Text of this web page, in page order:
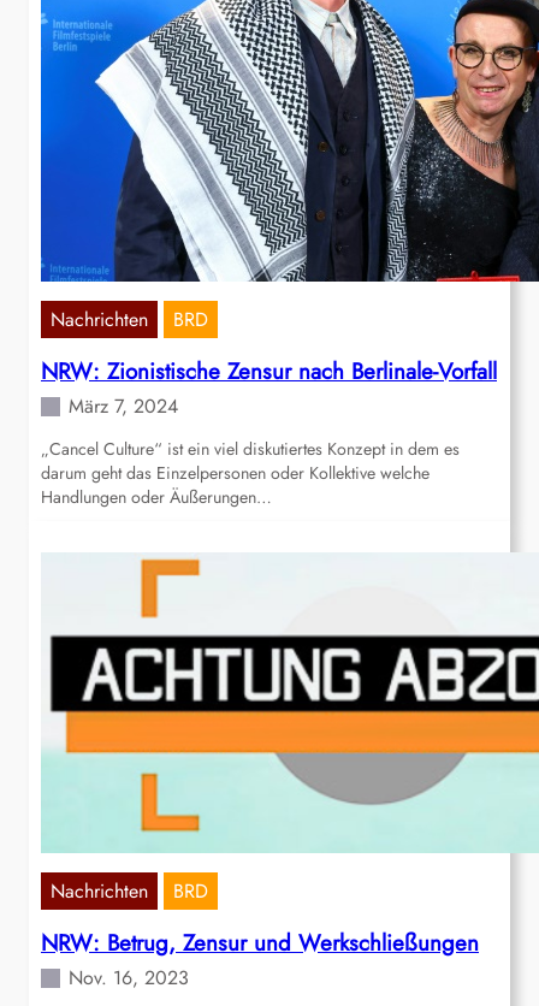
Nachrichten BRD
NRW: Zionistische Zensur nach Berlinale-Vorfall
März 7, 2024
„Cancel Culture“ ist ein viel diskutiertes Konzept in dem es
darum geht das Einzelpersonen oder Kollektive welche
Handlungen oder Äußerungen…
Nachrichten BRD
NRW: Betrug, Zensur und Werkschließungen
Nov. 16, 2023